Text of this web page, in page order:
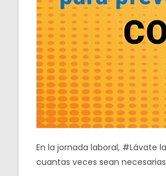
En la jornada laboral, #Lávate
cuantas veces sean